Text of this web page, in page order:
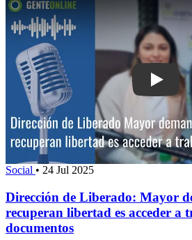
Play:
Social • 24 Jul 2025
Dirección de Liberado: Mayor
recuperan libertad es acceder a
documentos